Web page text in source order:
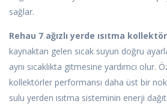
sağlar.
Rehau 7 ağızlı yerde ısıtma
kaynaktan gelen sıcak suyun doğru
aynı sıcaklıkta gitmesine yardımcı olur.
kollektörler performansı daha üst bir
sulu yerden ısıtma sisteminin enerji